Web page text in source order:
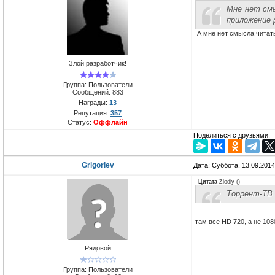
Злой разработчик!
Группа: Пользователи
Сообщений: 883
Награды: 13
Репутация: 357
Статус: Оффлайн
Мне нет
А мне нет смысла
Поделиться с друзьями:
Grigoriev Дата: Суббота,
Рядовой
Группа: Пользователи
Цитата Zlodiy ()
Торрент-ТВ
там все HD 720, а не